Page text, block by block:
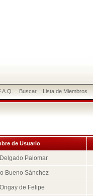
Buscar Lista de Miembros
de Usuario
Palomar
Bueno Sánchez
de Felipe